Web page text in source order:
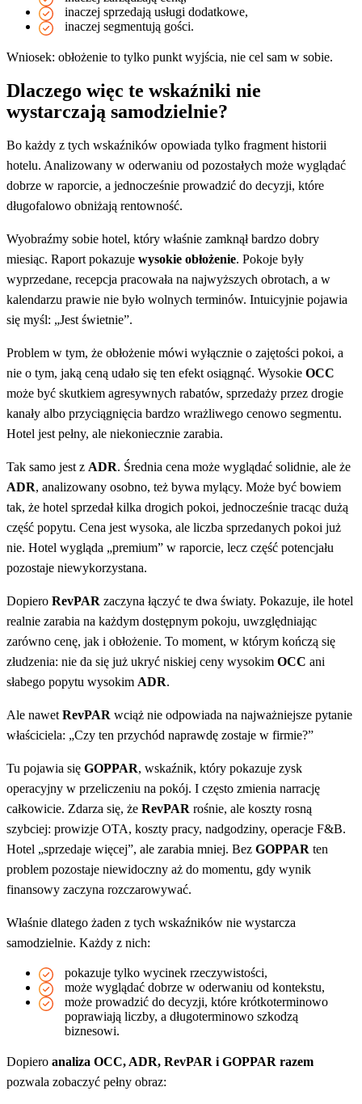
inaczej sprzedają usługi dodatkowe,
inaczej segmentują gości.
Wniosek: obłożenie to tylko punkt wyjścia, nie cel sam w sobie.
Dlaczego więc te wskaźniki nie
wystarczają samodzielnie?
Bo każdy z tych wskaźników opowiada tylko fragment historii
hotelu. Analizowany w oderwaniu od pozostałych może wyglądać
dobrze w raporcie, a jednocześnie prowadzić do decyzji, które
długofalowo obniżają rentowność.
Wyobraźmy sobie hotel, który właśnie zamknął bardzo dobry
miesiąc. Raport pokazuje wysokie obłożenie. Pokoje były
wyprzedane, recepcja pracowała na najwyższych obrotach, a w
kalendarzu prawie nie było wolnych terminów. Intuicyjnie pojawia
się myśl: „Jest świetnie”.
Problem w tym, że obłożenie mówi wyłącznie o zajętości pokoi, a
nie o tym, jaką ceną udało się ten efekt osiągnąć. Wysokie OCC
może być skutkiem agresywnych rabatów, sprzedaży przez drogie
kanały albo przyciągnięcia bardzo wrażliwego cenowo segmentu.
Hotel jest pełny, ale niekoniecznie zarabia.
Tak samo jest z ADR. Średnia cena może wyglądać solidnie, ale że
ADR, analizowany osobno, też bywa mylący. Może być bowiem
tak, że hotel sprzedał kilka drogich pokoi, jednocześnie tracąc dużą
część popytu. Cena jest wysoka, ale liczba sprzedanych pokoi już
nie. Hotel wygląda „premium” w raporcie, lecz część potencjału
pozostaje niewykorzystana.
Dopiero RevPAR zaczyna łączyć te dwa światy. Pokazuje, ile hotel
realnie zarabia na każdym dostępnym pokoju, uwzględniając
zarówno cenę, jak i obłożenie. To moment, w którym kończą się
złudzenia: nie da się już ukryć niskiej ceny wysokim OCC ani
słabego popytu wysokim ADR.
Ale nawet RevPAR wciąż nie odpowiada na najważniejsze pytanie
właściciela: „Czy ten przychód naprawdę zostaje w firmie?”
Tu pojawia się GOPPAR, wskaźnik, który pokazuje zysk
operacyjny w przeliczeniu na pokój. I często zmienia narrację
całkowicie. Zdarza się, że RevPAR rośnie, ale koszty rosną
szybciej: prowizje OTA, koszty pracy, nadgodziny, operacje F&B.
Hotel „sprzedaje więcej”, ale zarabia mniej. Bez GOPPAR ten
problem pozostaje niewidoczny aż do momentu, gdy wynik
finansowy zaczyna rozczarowywać.
Właśnie dlatego żaden z tych wskaźników nie wystarcza
samodzielnie. Każdy z nich:
pokazuje tylko wycinek rzeczywistości,
może wyglądać dobrze w oderwaniu od kontekstu,
może prowadzić do decyzji, które krótkoterminowo
poprawiają liczby, a długoterminowo szkodzą
biznesowi.
Dopiero analiza OCC, ADR, RevPAR i GOPPAR razem
pozwala zobaczyć pełny obraz: